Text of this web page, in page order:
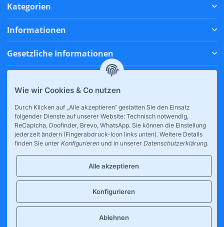
Kategorien
Informationen
Gesetzliche Informationen
* Alle Preise inkl. gesetzlicher USt., zzgl.Versand
Großhandel für E-Zigaretten, internationale Snacks & Drinks.
Tankstellen, Kioske und Supermärkte profitieren von unserer breiten
Produktpalette. © Alle Rechte vorbehalten.
Wie wir Cookies & Co nutzen
Durch Klicken auf „Alle akzeptieren“ gestatten Sie den Einsatz
folgender Dienste auf unserer Website: Technisch notwendig,
ReCaptcha, Doofinder, Brevo, WhatsApp. Sie können die Einstellung
jederzeit ändern (Fingerabdruck-Icon links unten). Weitere Details
finden Sie unter Konfigurieren und in unserer Datenschutzerklärung.
Alle akzeptieren
Konfigurieren
Ablehnen